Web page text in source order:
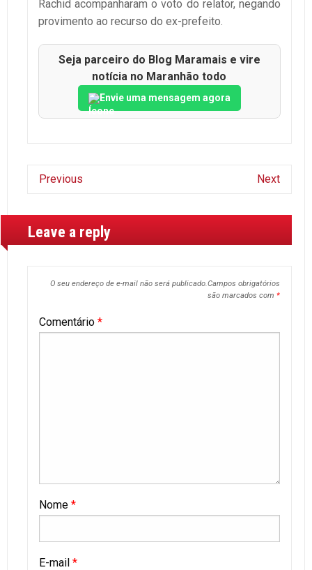
Rachid acompanharam o voto do relator, negando
provimento ao recurso do ex-prefeito.
Seja parceiro do Blog Maramais e vire
notícia no Maranhão todo
Envie uma mensagem agora
Previous Next
Leave a reply
O seu endereço de e-mail não será publicado. Campos obrigatórios
são marcados com *
Comentário *
Nome *
E-mail *